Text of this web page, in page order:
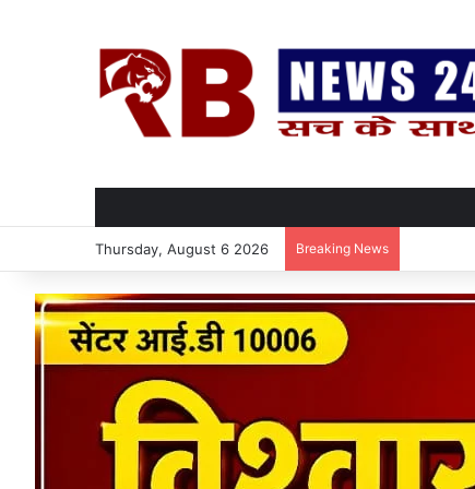
Thursday, August 6 2026 Breaking News